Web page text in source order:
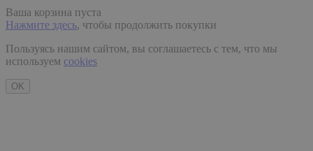
Ваша корзина пуста
Нажмите здесь, чтобы продолжить покупки
Пользуясь нашим сайтом, вы соглашаетесь с тем, что мы
используем cookies
OK